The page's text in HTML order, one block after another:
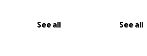
See all See all